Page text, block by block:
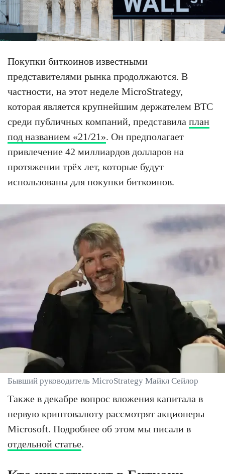
Покупки биткоинов известными
представителями рынка продолжаются. В
частности, на этот неделе MicroStrategy,
которая является крупнейшим держателем BTC
среди публичных компаний, представила план
под названием «21/21». Он предполагает
привлечение 42 миллиардов долларов на
протяжении трёх лет, которые будут
использованы для покупки биткоинов.
Бывший руководитель MicroStrategy Майкл Сейлор
Также в декабре вопрос вложения капитала в
первую криптовалюту рассмотрят акционеры
Microsoft. Подробнее об этом мы писали в
отдельной статье.